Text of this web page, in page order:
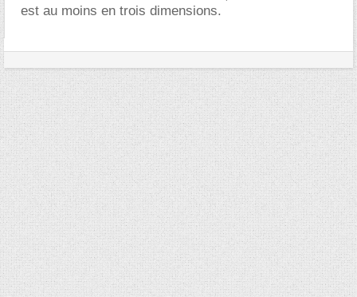
est au moins en trois dimensions.